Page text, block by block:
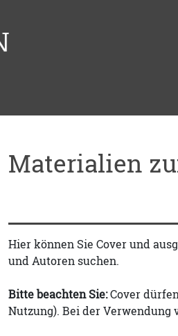
Materialien
Hier können Sie Cover und
und Autoren suchen.
Bitte beachten Sie:Cover
Nutzung). Bei der Verwendung